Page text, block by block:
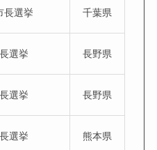
長選挙 千葉県
選挙 長野県
選挙 長野県
選挙 熊本県